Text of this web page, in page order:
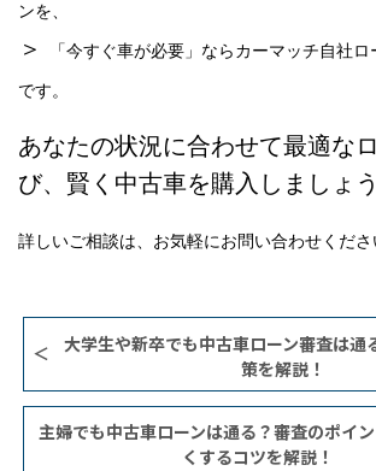
ンを、
＞ 「今すぐ車が必要」ならカーマッチ自社
です。
あなたの状況に合わせて最適な
び、賢く中古車を購入しましょう
詳しいご相談は、お気軽にお問い合わせくださ
大学生や新卒でも中古車ローン審査は通
策を解説！
主婦でも中古車ローンは通る？審査のポイ
くするコツを解説！